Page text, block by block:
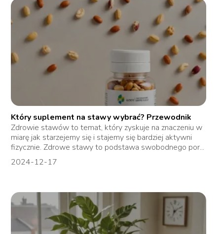
Który suplement na stawy wybrać? Przewodnik
Zdrowie stawów to temat, który zyskuje na znaczeniu w
miarę jak starzejemy się i stajemy się bardziej aktywni
fizycznie. Zdrowe stawy to podstawa swobodnego por...
2024-12-17